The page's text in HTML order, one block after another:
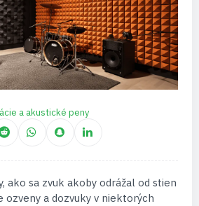
a akustické peny
ako sa zvuk akoby odrážal od stien
ozveny a dozvuky v niektorých